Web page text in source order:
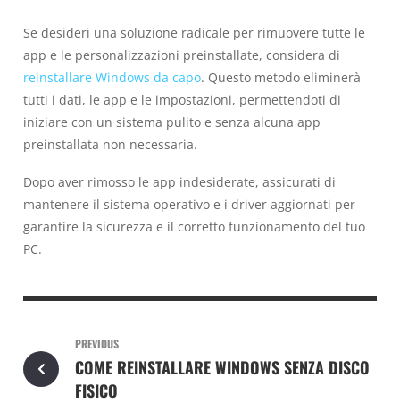
Se desideri una soluzione radicale per rimuovere tutte le
app e le personalizzazioni preinstallate, considera di
reinstallare Windows da capo. Questo metodo eliminerà
tutti i dati, le app e le impostazioni, permettendoti di
iniziare con un sistema pulito e senza alcuna app
preinstallata non necessaria.
Dopo aver rimosso le app indesiderate, assicurati di
mantenere il sistema operativo e i driver aggiornati per
garantire la sicurezza e il corretto funzionamento del tuo
PC.
PREVIOUS
COME REINSTALLARE WINDOWS SENZA DISCO
FISICO